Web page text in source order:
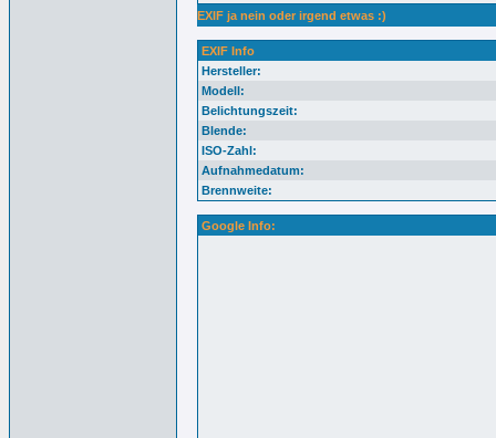
EXIF ja nein oder irgend etwas :)
EXIF Info
Hersteller:
Modell:
Belichtungszeit:
Blende:
ISO-Zahl:
Aufnahmedatum:
Brennweite:
Google Info: